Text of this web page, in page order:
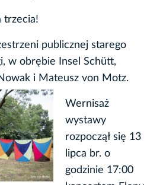
trzecia!
publicznej starego
w obrębie Insel Schütt,
i Mateusz von Motz.
Wernisaż
wystawy
rozpoczął się 13
lipca br. o
godzinie 17:00